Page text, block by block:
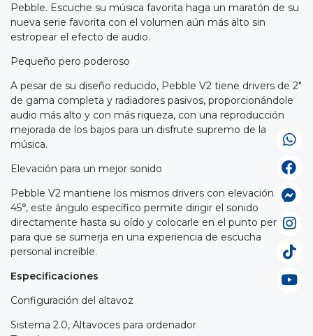
Pebble. Escuche su música favorita haga un maratón de su
nueva serie favorita con el volumen aún más alto sin
estropear el efecto de audio.
Pequeño pero poderoso
A pesar de su diseño reducido, Pebble V2 tiene drivers de 2"
de gama completa y radiadores pasivos, proporcionándole
audio más alto y con más riqueza, con una reproducción
mejorada de los bajos para un disfrute supremo de la
música.
Elevación para un mejor sonido
Pebble V2 mantiene los mismos drivers con elevación de
45°, este ángulo específico permite dirigir el sonido
directamente hasta su oído y colocarle en el punto perfecto
para que se sumerja en una experiencia de escucha
personal increíble.
Especificaciones
Configuración del altavoz
Sistema 2.0, Altavoces para ordenador